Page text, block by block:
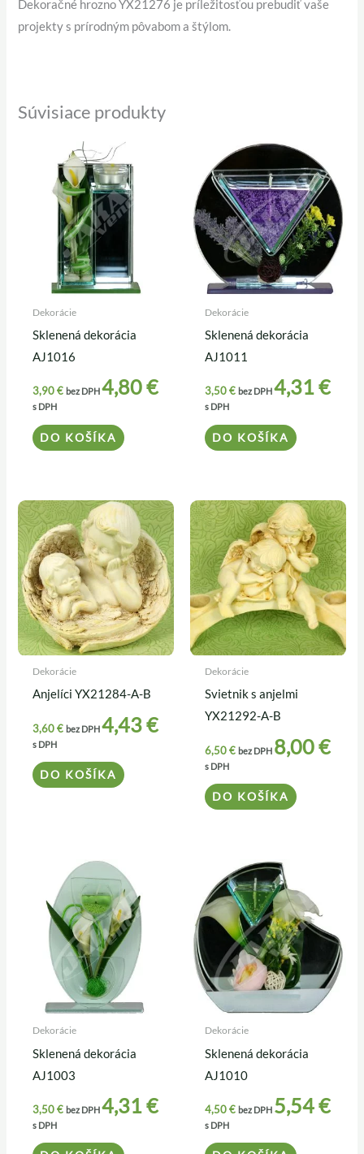
Dekoračné hrozno YX21276 je príležitosťou prebudiť vaše
projekty s prírodným pôvabom a štýlom.
Súvisiace produkty
Dekorácie
Sklenená dekorácia
AJ1016
3,90€ bez DPH 4,80€
s DPH
DO KOŠÍKA
Dekorácie
Sklenená dekorácia
AJ1011
3,50€ bez DPH 4,31€
s DPH
DO KOŠÍKA
Dekorácie
Anjelíci YX21284-A-B
3,60€ bez DPH4,43€
s DPH
DO KOŠÍKA
Dekorácie
Svietnik s anjelmi
YX21292-A-B
6,50€ bez DPH 8,00€
s DPH
DO KOŠÍKA
Dekorácie
Sklenená dekorácia
AJ1003
3,50€ bez DPH4,31€
s DPH
Dekorácie
Sklenená dekorácia
AJ1010
4,50€ bez DPH 5,54€
s DPH